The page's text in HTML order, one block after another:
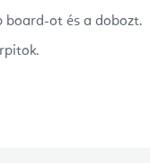
board-ot és a dobozt.